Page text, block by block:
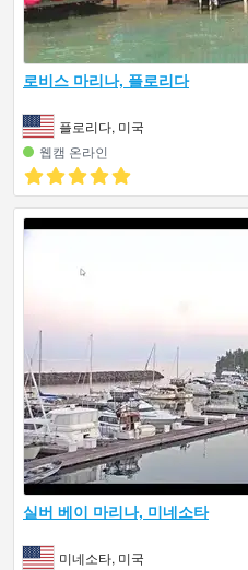
로비스 마리나, 플로리다
플로리다, 미국
웹캠 온라인
실버 베이 마리나, 미네소타
미네소타, 미국